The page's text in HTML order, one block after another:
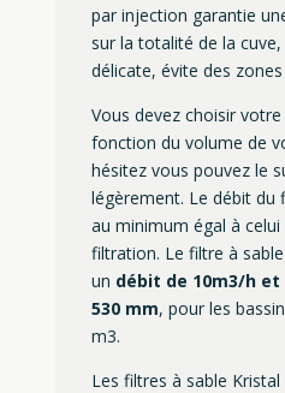
par injection garantie
sur la totalité de la
délicate, évite des
Vous devez choisir
fonction du volume de
hésitez vous pouvez le
légèrement. Le débit du
au minimum égal à
filtration. Le filtre à
un débit de 10m3/h
530 mm, pour les
m3.
Les filtres à sable